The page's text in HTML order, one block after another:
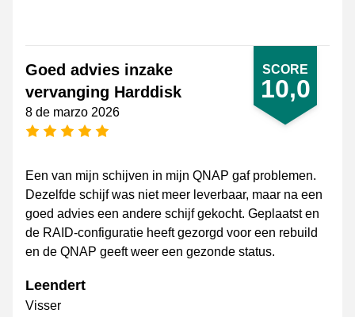
SCORE
10,0
Goed advies inzake
vervanging Harddisk
8 de marzo 2026
[_General:NumberOfStarsPluralFormat]
Een van mijn schijven in mijn QNAP gaf problemen.
Dezelfde schijf was niet meer leverbaar, maar na een
goed advies een andere schijf gekocht. Geplaatst en
de RAID-configuratie heeft gezorgd voor een rebuild
en de QNAP geeft weer een gezonde status.
Leendert
Visser